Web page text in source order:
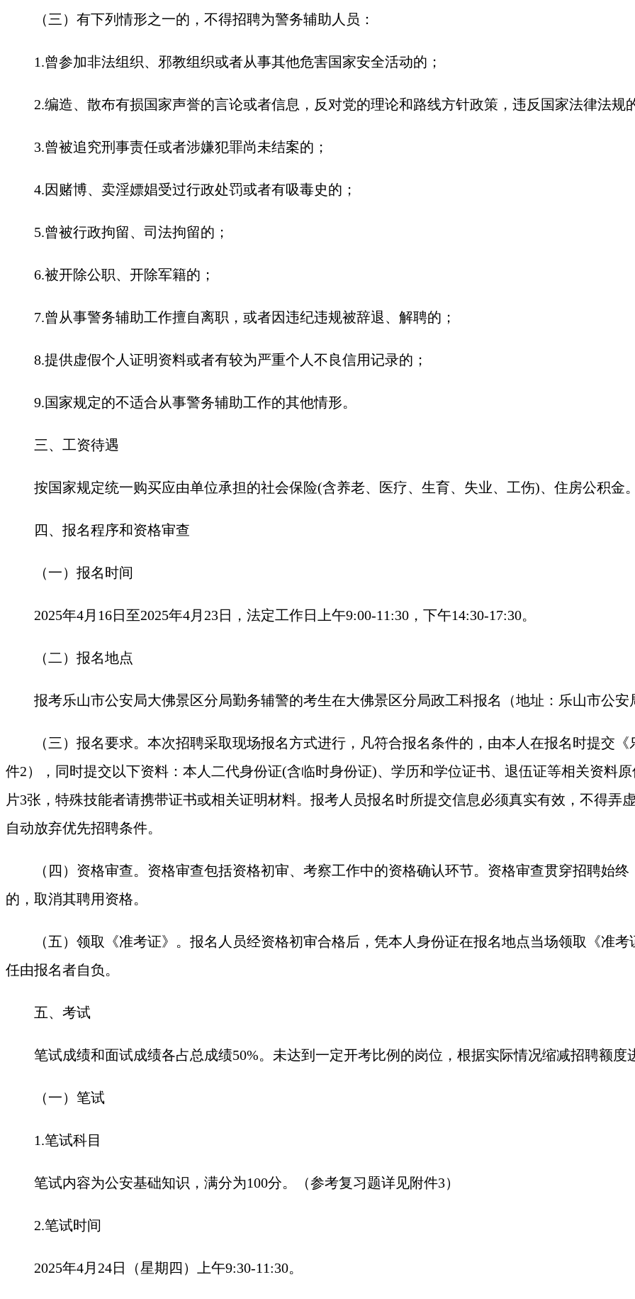
（三）有下列情形之一的，不得招聘为警务辅助人员：
1.曾参加非法组织、邪教组织或者从事其他危害国家安全活动的；
2.编造、散布有损国家声誉的言论或者信息，反对党的理论和路线方针政策，违反国家法律法规
3.曾被追究刑事责任或者涉嫌犯罪尚未结案的；
4.因赌博、卖淫嫖娼受过行政处罚或者有吸毒史的；
5.曾被行政拘留、司法拘留的；
6.被开除公职、开除军籍的；
7.曾从事警务辅助工作擅自离职，或者因违纪违规被辞退、解聘的；
8.提供虚假个人证明资料或者有较为严重个人不良信用记录的；
9.国家规定的不适合从事警务辅助工作的其他情形。
三、工资待遇
按国家规定统一购买应由单位承担的社会保险(含养老、医疗、生育、失业、工伤)、住房公积金
四、报名程序和资格审查
（一）报名时间
2025年4月16日至2025年4月23日，法定工作日上午9:00-11:30，下午14:30-17:30。
（二）报名地点
报考乐山市公安局大佛景区分局勤务辅警的考生在大佛景区分局政工科报名（地址：乐山市公
（三）报名要求。本次招聘采取现场报名方式进行，凡符合报名条件的，由本人在报名时提交
件2），同时提交以下资料：本人二代身份证(含临时身份证)、学历和学位证书、退伍证等相关资料
片3张，特殊技能者请携带证书或相关证明材料。报考人员报名时所提交信息必须真实有效，不得弄
自动放弃优先招聘条件。
（四）资格审查。资格审查包括资格初审、考察工作中的资格确认环节。资格审查贯穿招聘始
的，取消其聘用资格。
（五）领取《准考证》。报名人员经资格初审合格后，凭本人身份证在报名地点当场领取《准
任由报名者自负。
五、考试
笔试成绩和面试成绩各占总成绩50%。未达到一定开考比例的岗位，根据实际情况缩减招聘额度
（一）笔试
1.笔试科目
笔试内容为公安基础知识，满分为100分。（参考复习题详见附件3）
2.笔试时间
2025年4月24日（星期四）上午9:30-11:30。